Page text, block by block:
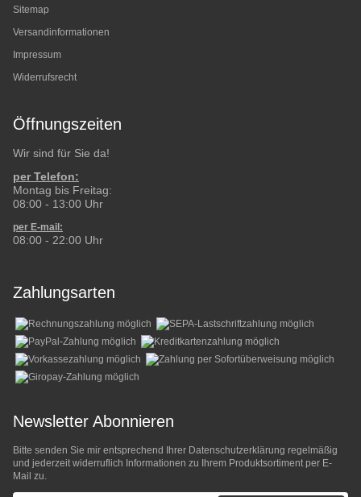
Sitemap
Versandinformationen
Impressum
Widerrufsrecht
Öffnungszeiten
Wir sind für Sie da!
per Telefon:
Montag bis Freitag:
08:00 - 13:00 Uhr
per E-mail:
08:00 - 22:00 Uhr
Zahlungsarten
Newsletter Abonnieren
Bitte senden Sie mir entsprechend Ihrer Datenschutzerklärung regelmäßig
und jederzeit widerruflich Informationen zu Ihrem Produktsortiment per E-
Mail zu.